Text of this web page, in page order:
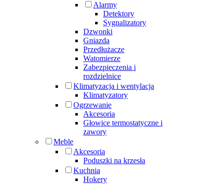
Alarmy
Detektory
Sygnalizatory
Dzwonki
Gniazda
Przedłużacze
Watomierze
Zabezpieczenia i
rozdzielnice
Klimatyzacja i wentylacja
Klimatyzatory
Ogrzewanie
Akcesoria
Głowice termostatyczne i
zawory
Meble
Akcesoria
Poduszki na krzesła
Kuchnia
Hokery